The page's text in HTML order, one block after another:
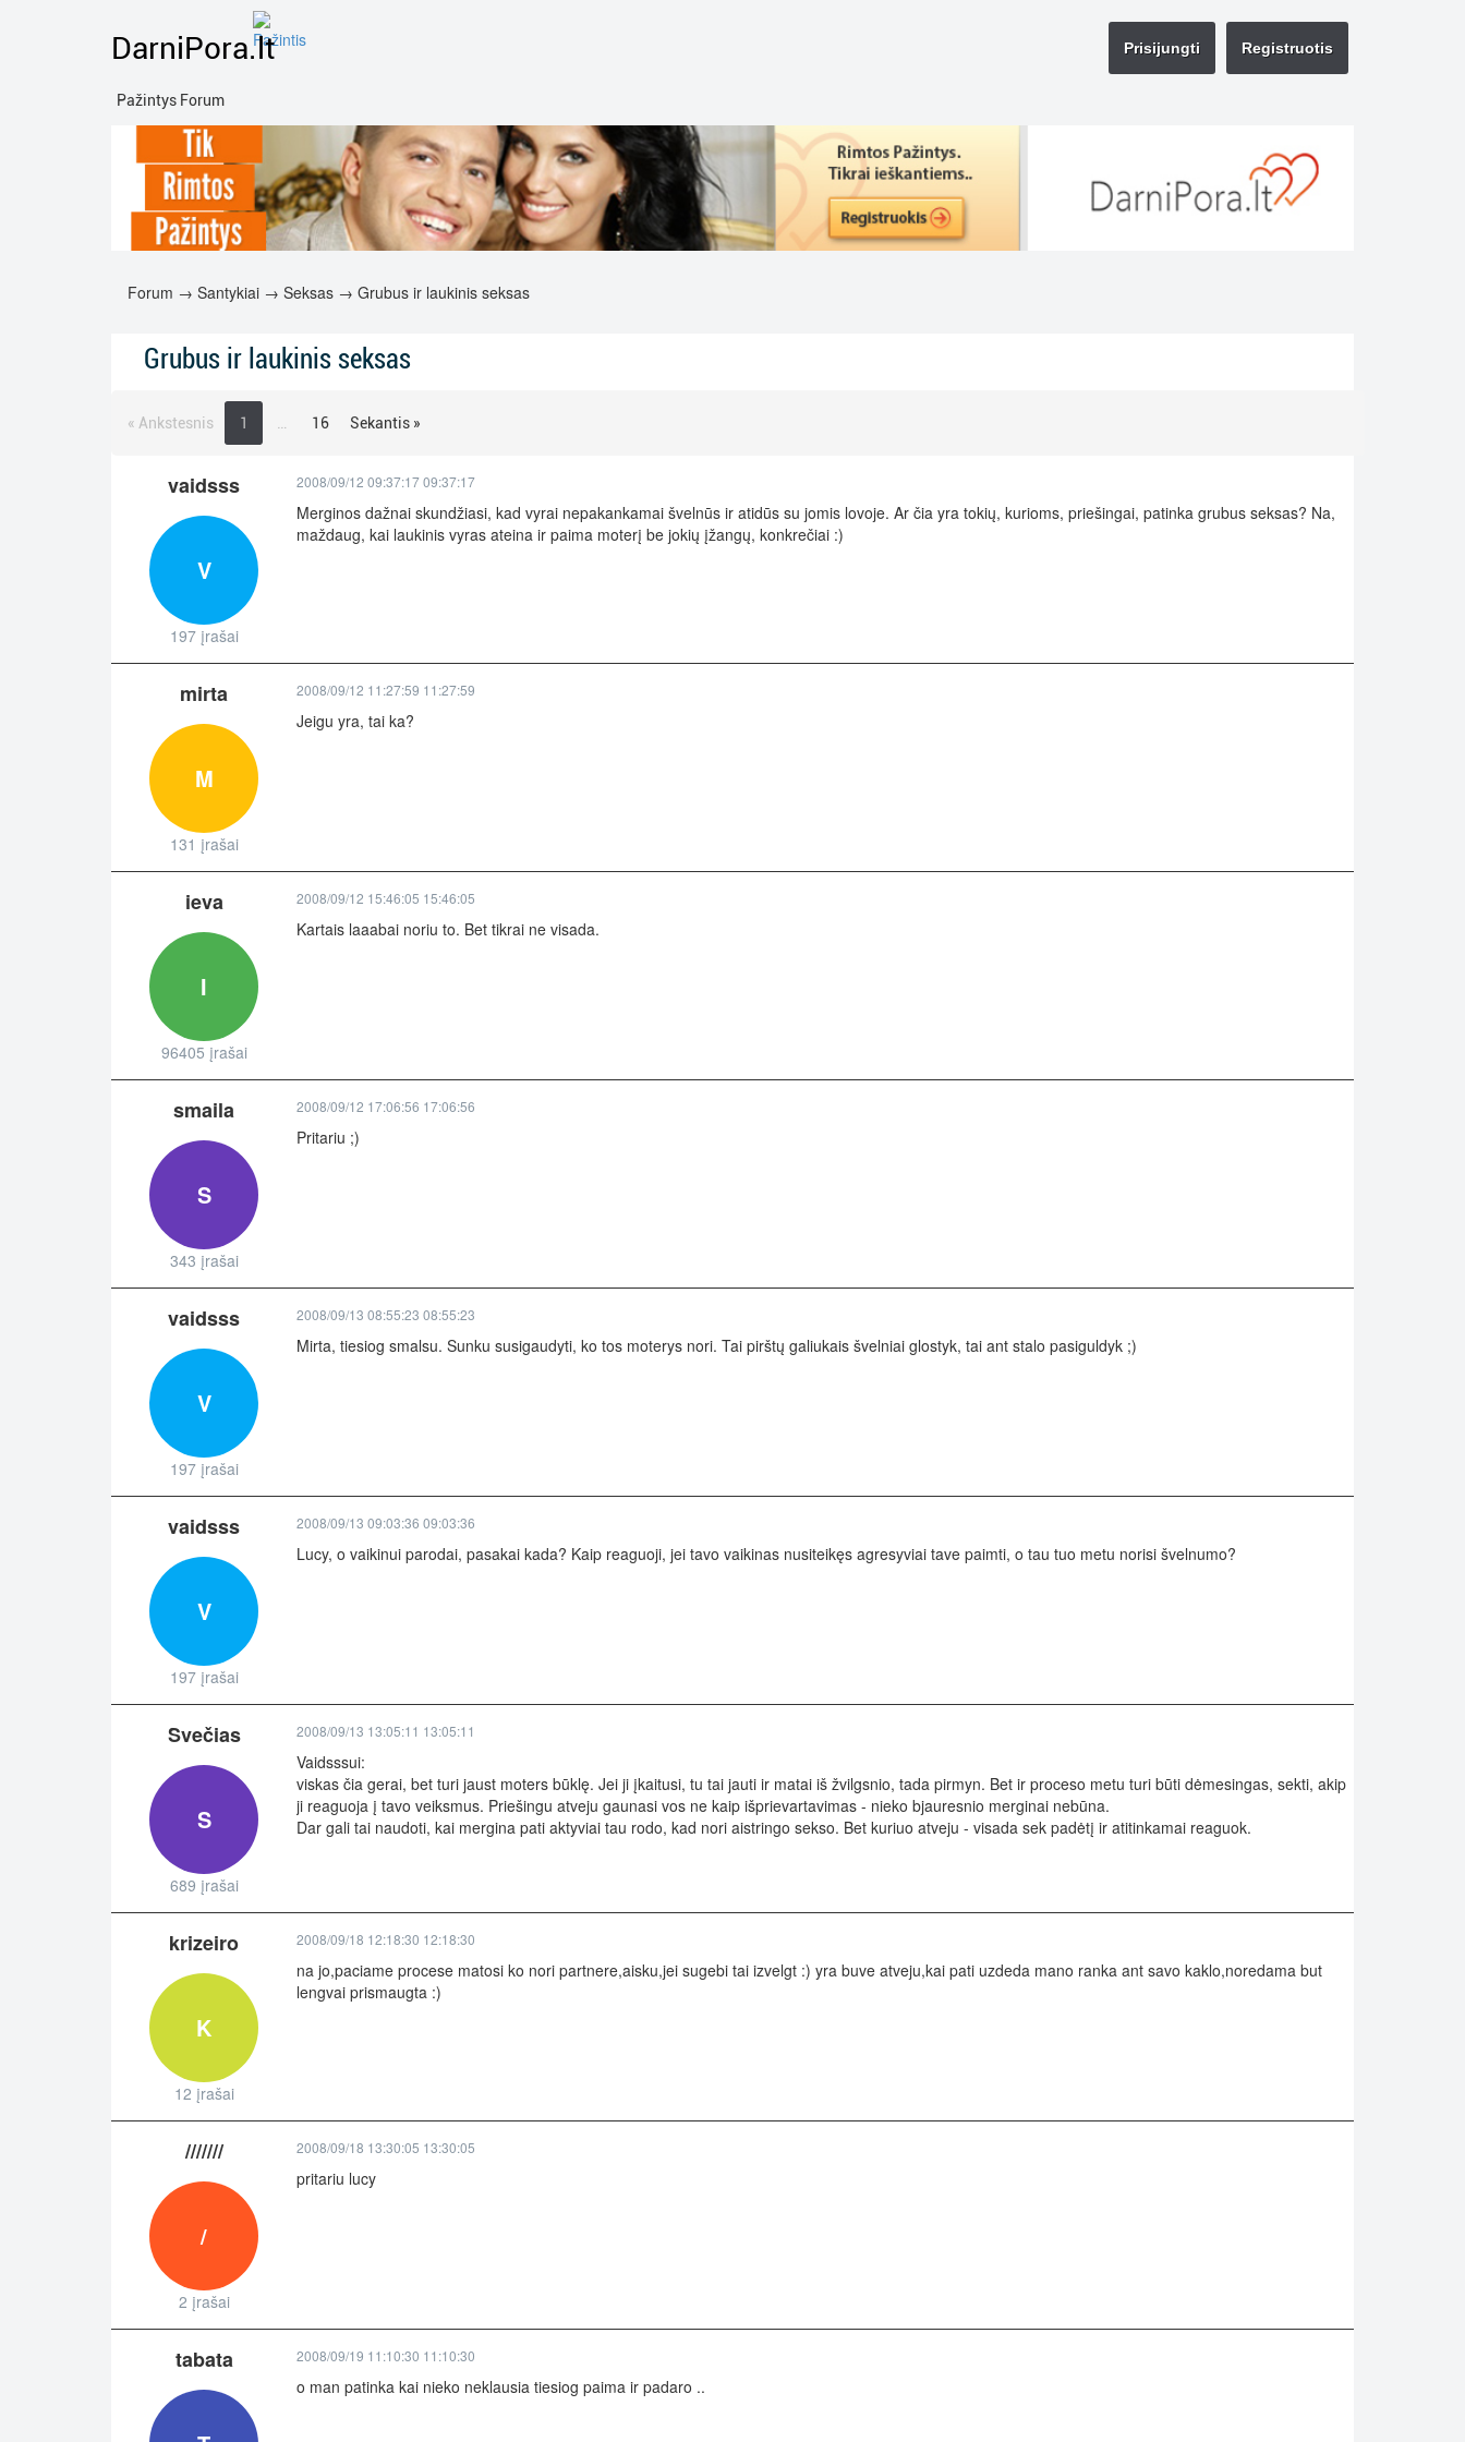
DarniPora.lt
Pažintys Forum
Registruotis
Prisijungti
Forum → Santykiai → Seksas → Grubus ir laukinis seksas
Grubus ir laukinis seksas
« Ankstesnis 1 16 Sekantis »
vaidsss
V
197 įrašai
2008/09/12 09:37:17 09:37:17
Merginos dažnai skundžiasi, kad vyrai nepakankamai švelnūs ir atidūs su jomis lovoje. Ar čia yra tokių, kurioms, priešingai, patinka grubus seksas? Na,
maždaug, kai laukinis vyras ateina ir paima moterį be jokių įžangų, konkrečiai :)
mirta
M
131 įrašai
2008/09/12 11:27:59 11:27:59
Jeigu yra, tai ka?
ieva
I
96405 įrašai
2008/09/12 15:46:05 15:46:05
Kartais laaabai noriu to. Bet tikrai ne visada.
smaila
S
343 įrašai
2008/09/12 17:06:56 17:06:56
Pritariu ;)
vaidsss
V
197 įrašai
2008/09/13 08:55:23 08:55:23
Mirta, tiesiog smalsu. Sunku susigaudyti, ko tos moterys nori. Tai pirštų galiukais švelniai glostyk, tai ant stalo pasiguldyk ;)
vaidsss
V
197 įrašai
2008/09/13 09:03:36 09:03:36
Lucy, o vaikinui parodai, pasakai kada? Kaip reaguoji, jei tavo vaikinas nusiteikęs agresyviai tave paimti, o tau tuo metu norisi švelnumo?
Svečias
S
689 įrašai
2008/09/13 13:05:11 13:05:11
Vaidsssui:
viskas čia gerai, bet turi jaust moters būklę. Jei ji įkaitusi, tu tai jauti ir matai iš žvilgsnio, tada pirmyn. Bet ir proceso metu turi būti dėmesingas, sekti, akip
ji reaguoja į tavo veiksmus. Priešingu atveju gaunasi vos ne kaip išprievartavimas - nieko bjauresnio merginai nebūna.
Dar gali tai naudoti, kai mergina pati aktyviai tau rodo, kad nori aistringo sekso. Bet kuriuo atveju - visada sek padėtį ir atitinkamai reaguok.
krizeiro
K
12 įrašai
2008/09/18 12:18:30 12:18:30
na jo,paciame procese matosi ko nori partnere,aisku,jei sugebi tai izvelgt :) yra buve atveju,kai pati uzdeda mano ranka ant savo kaklo,noredama but
lengvai prismaugta :)
///////
/
2 įrašai
2008/09/18 13:30:05 13:30:05
pritariu lucy
tabata 2008/09/19 11:10:30 11:10:30
o man patinka kai nieko neklausia tiesiog paima ir padaro ..